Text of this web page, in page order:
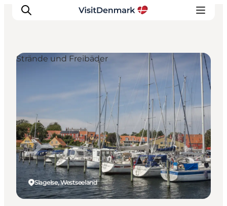
Erlebnisse
Unterkünfte
Reiseplanung
Slagelse, Westseeland
Strände und Freibäder